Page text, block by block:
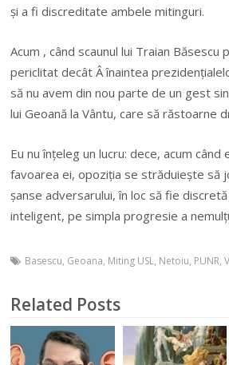
și a fi discreditate ambele mitinguri.
Acum , când scaunul lui Traian Băsescu
periclitat decât Â înaintea
să nu avem din nou parte de un gest
lui Geoană la Vântu, care să răstoarne
Eu nu înțeleg un lucru: dece, acum
favoarea ei, opoziția se străduiește să
șanse adversarului, în loc să fie
inteligent, pe simpla progresie a
Basescu, Geoana, Miting USL, Netoiu, PUNR,
Related Posts